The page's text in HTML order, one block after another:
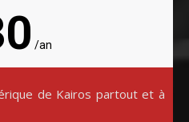
/an
de Kairos partout et à